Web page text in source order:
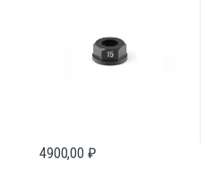
4900,00 ₽